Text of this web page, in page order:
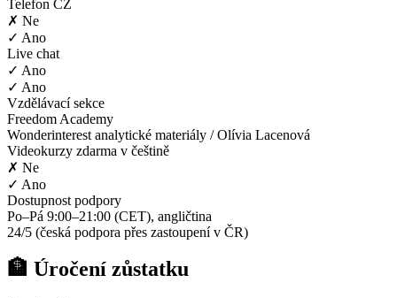
Telefon CZ
✗ Ne
✓ Ano
Live chat
✓ Ano
✓ Ano
Vzdělávací sekce
Freedom Academy
Wonderinterest analytické materiály / Olívia Lacenová
Videokurzy zdarma v češtině
✗ Ne
✓ Ano
Dostupnost podpory
Po–Pá 9:00–21:00 (CET), angličtina
24/5 (česká podpora přes zastoupení v ČR)
🏦 Úročení zůstatku